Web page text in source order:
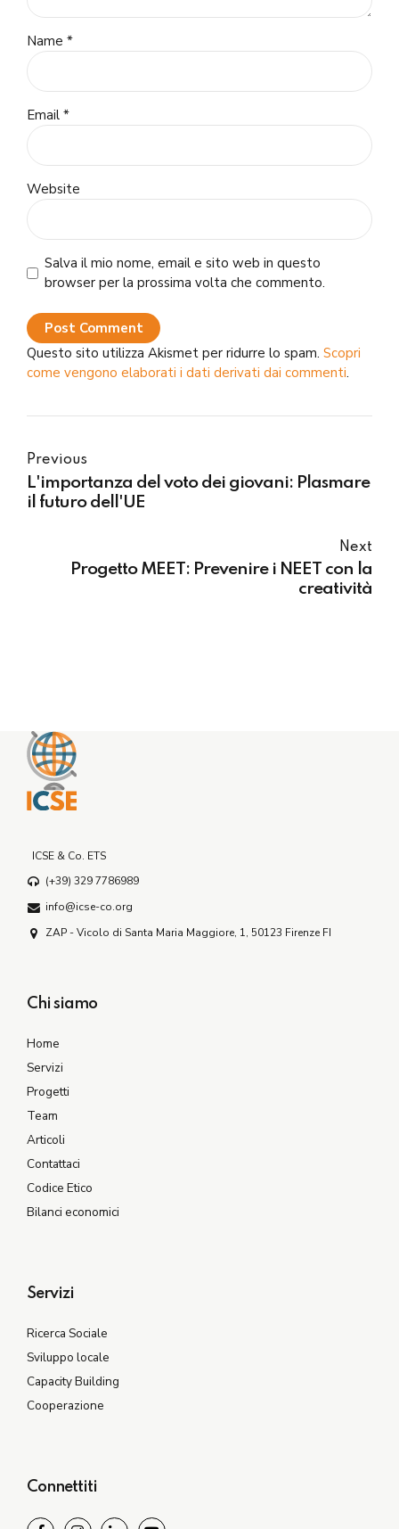
Name *
Email *
Website
Salva il mio nome, email e sito web in questo
browser per la prossima volta che commento.
Post Comment
Questo sito utilizza Akismet per ridurre lo spam. Scopri
come vengono elaborati i dati derivati dai commenti.
Previous
L'importanza del voto dei giovani: Plasmare
il futuro dell'UE
Next
Progetto MEET: Prevenire i NEET con la
creatività
ICSE & Co. ETS
(+39) 329 7786989
info@icse-co.org
ZAP - Vicolo di Santa Maria Maggiore, 1, 50123 Firenze FI
Chi siamo
Home
Servizi
Progetti
Team
Articoli
Contattaci
Codice Etico
Bilanci economici
Servizi
Ricerca Sociale
Sviluppo locale
Capacity Building
Cooperazione
Connettiti